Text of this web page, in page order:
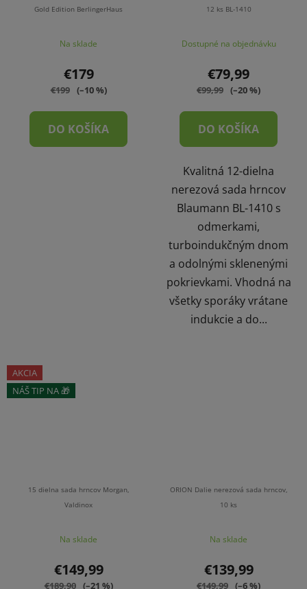
Gold Edition BerlingerHaus
Na sklade
€179
€199 (–10 %)
DO KOŠÍKA
12 ks BL-1410
Dostupné na objednávku
€79,99
€99,99 (–20 %)
DO KOŠÍKA
Kvalitná 12-dielna
nerezová sada hrncov
Blaumann BL-1410 s
odmerkami,
turboindukčným dnom
a odolnými sklenenými
pokrievkami. Vhodná na
všetky sporáky vrátane
indukcie a do...
AKCIA
NÁŠ TIP NA 🎁
15 dielna sada hrncov Morgan,
Valdinox
Na sklade
€149,99
€189,90 (–21 %)
ORION Dalie nerezová sada hrncov,
10 ks
Na sklade
€139,99
€149,99 (–6 %)